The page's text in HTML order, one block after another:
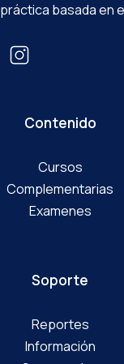
basada en
Contenido
Cursos
Complementarias
Examenes
Soporte
Reportes
Información